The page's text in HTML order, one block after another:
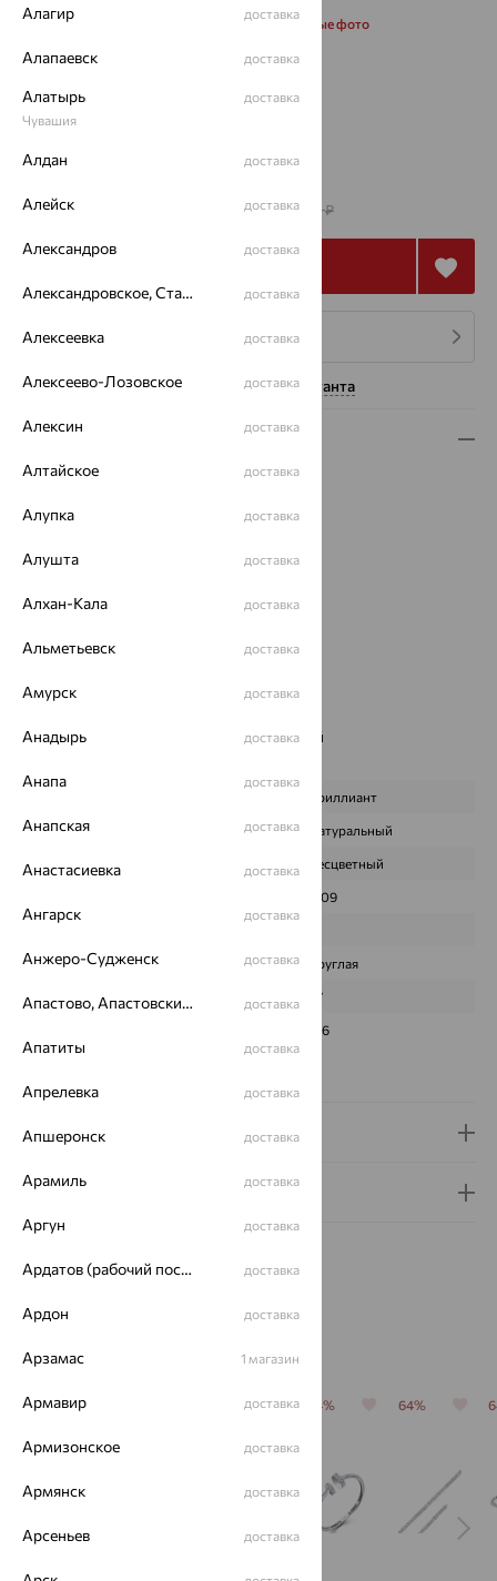
Запросить дополнительные фото
16.5
от 265 432 737 310₽
4 платежа по 66 358₽
Нужна помощь консультанта
Описание
Вид изделия:
Вес:
Цвет металла:
Страна происхождения:
РОССИЯ
Бренд: Delta
Цвет вставки:
Наименование цвета вставки:
Бесцветный
Бриллиант
ПРОИСХОЖДЕНИЕ Натуральный
Бесцветный
0,09
ФОРМА ОГРАНКИ Круглая
57
3/6
Доставка и оплата
Гарантия и возврат
64% 64% 64% 64%
Алагир доставка
Алапаевск доставка
Алатырь
Чувашия
доставка
Алдан доставка
Алейск доставка
Александров доставка
Александровское, Ставропольский край доставка
Алексеевка доставка
Алексеево-Лозовское доставка
Алексин доставка
Алтайское доставка
Алупка доставка
Алушта доставка
Алхан-Кала доставка
Альметьевск доставка
Амурск доставка
Анадырь доставка
Анапа доставка
Анапская доставка
Анастасиевка доставка
Ангарск доставка
Анжеро-Судженск доставка
Апастово, Апастовский район доставка
Апатиты доставка
Апрелевка доставка
Апшеронск доставка
Арамиль доставка
Аргун доставка
Ардатов (рабочий поселок) доставка
Ардон доставка
Арзамас 1 магазин
Армавир доставка
Армизонское доставка
Армянск доставка
Арсеньев доставка